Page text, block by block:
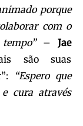
porque
com o
– Jae
são suas
“Espero que
cura através